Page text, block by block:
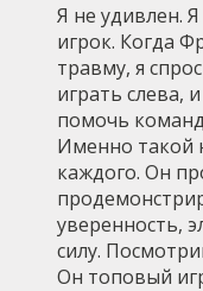
Я не удивлен.
игрок. Когда
травму, я
играть слева,
помочь
Именно такой
каждого. Он
уверенность,
силу.
Он топовый